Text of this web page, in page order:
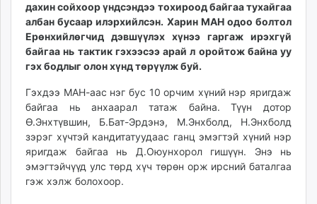
tovch.mn
ikon.mn
mnb.mn
Livetv.mn
24tsag.mn
shuud.mn
eagle.mn
ergelt.mn
zarig.mn
today.mn
дахин сойхоор үндсэндээ тохироод байгаа тухайгаа
албан бусаар илэрхийлсэн. Харин МАН одоо болтол
Ерөнхийлөгчид дэвшүүлэх хүнээ гаргаж ирэхгүй
байгаа нь тактик гэхээсээ арай л оройтож байна уу
гэх бодлыг олон хүнд төрүүлж буй.
Гэхдээ МАН-аас нэг бус 10 орчим хүний нэр яригдаж
байгаа нь анхаарал татаж байна. Түүн дотор
Ө.Энхтүвшин, Б.Бат-Эрдэнэ, М.Энхболд, Н.Энхболд
зэрэг хүчтэй кандитатуудаас ганц эмэгтэй хүний нэр
яригдаж байгаа нь Д.Оюунхорол гишүүн. Энэ нь
эмэгтэйчүүд улс төрд хүч төрөн орж ирсний баталгаа
гэж хэлж болохоор.